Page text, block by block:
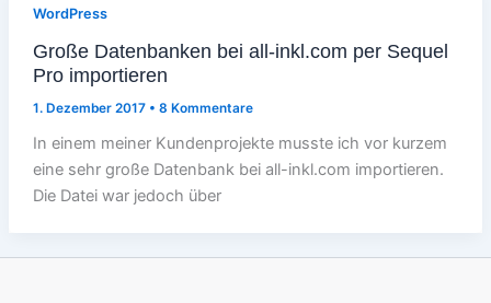
WordPress
Große Datenbanken bei all-inkl.com per Sequel
Pro importieren
1. Dezember 2017 • 8 Kommentare
In einem meiner Kundenprojekte musste ich vor kurzem
eine sehr große Datenbank bei all-inkl.com importieren.
Die Datei war jedoch über